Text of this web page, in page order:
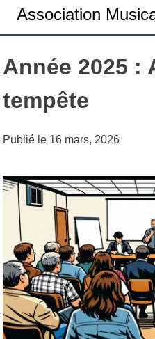
Association
Année 2025 :
tempête
Publié le 16 mars, 2026